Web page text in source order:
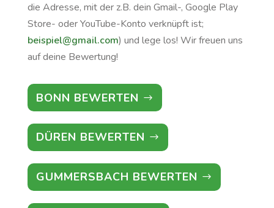
die Adresse, mit der z.B. dein Gmail-, Google Play
Store- oder YouTube-Konto verknüpft ist;
beispiel@gmail.com) und lege los! Wir freuen uns
auf deine Bewertung!
BONN BEWERTEN
DÜREN BEWERTEN
GUMMERSBACH BEWERTEN